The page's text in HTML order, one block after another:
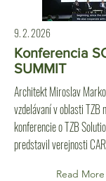
9. 2. 2026
Konferencia
SUMMIT
Architekt Miroslav
vzdelávaní v oblasti
konferencie o TZB
predstavil verejnosti
Read More